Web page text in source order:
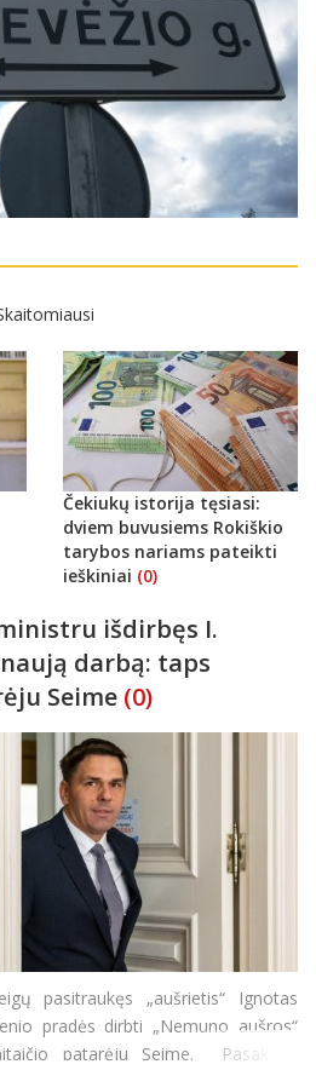
Čekiukų istorija tęsiasi:
dviem buvusiems Rokiškio
tarybos nariams pateikti
ieškiniai (0)
išdirbęs I.
darbą: taps
Seime (0)
pasitraukęs „aušrietis“ Ignotas
pradės dirbti „Nemuno aušros“
patarėju Seime. Pasak R.